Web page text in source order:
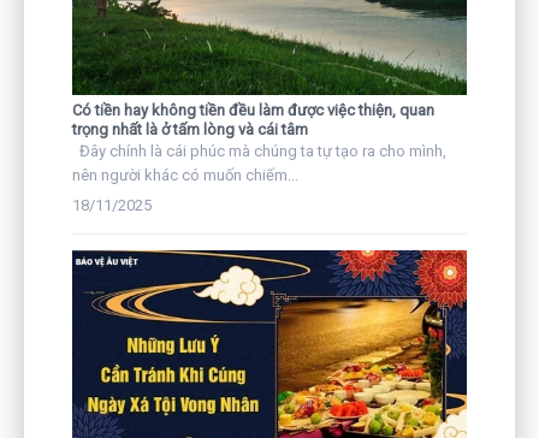
Có tiền hay không tiền đều làm được việc thiện, quan
trọng nhất là ở tấm lòng và cái tâm
Đây chính là cái phúc mà chúng ta tự tạo ra cho mình,
nên người khác có muốn chiếm...
18/11/2025